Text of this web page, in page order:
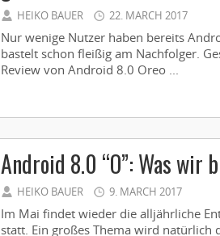
HEIKO BAUER 22. MARCH 2017
Nur wenige Nutzer haben bereits
bastelt schon fleißig am Nachfolger.
Review von Android 8.0 Oreo ...
Android 8.0 “O”: Was wir
HEIKO BAUER 9. MARCH 2017
Im Mai findet wieder die alljährliche
statt. Ein großes Thema wird natürlich